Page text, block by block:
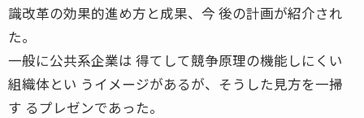
識改革の効果的進め方と成果、今 後の計画が紹介され
た。
一般に公共系企業は 得てして競争原理の機能しにくい
組織体とい うイメージがあるが、そうした見方を一掃
す るプレゼンであった。